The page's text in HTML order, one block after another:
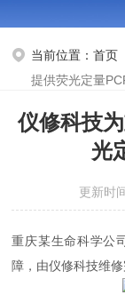
当前位置：首页
提供荧光定量
仪修科技
光
更新时
重庆某生命科学公
障，由仪修科技维修